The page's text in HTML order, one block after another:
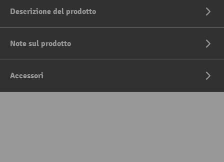
Descrizione del prodotto
Note sul prodotto
Accessori